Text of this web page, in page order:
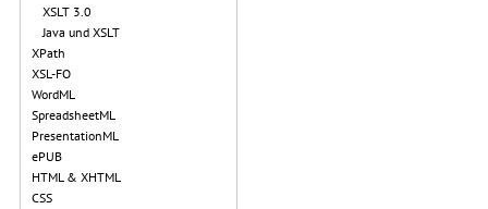
XSLT 3.0
Java und XSLT
XPath
XSL-FO
WordML
SpreadsheetML
PresentationML
ePUB
HTML & XHTML
CSS